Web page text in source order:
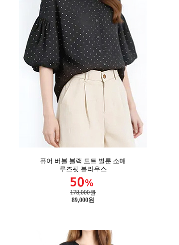
퓨어 버블 블랙 도트 벌룬 소매
루즈핏 블라우스
178,000원
89,000원